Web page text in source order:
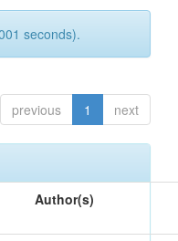
seconds).
previous 1 next
Author(s)